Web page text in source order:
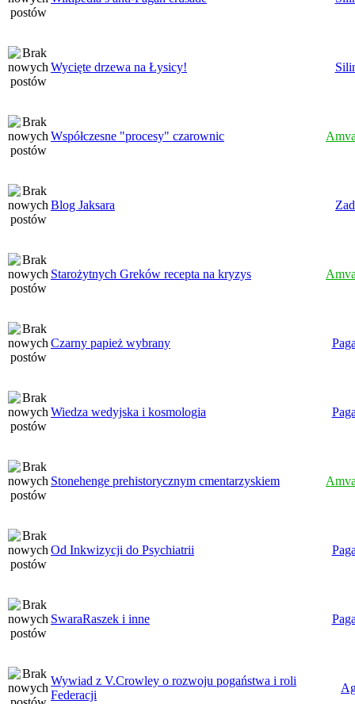
Wycięte drzewa na Łysicy!
Współczesne "procesy" czarownic
Blog Jaksara
Starożytnych Greków recepta na kryzys
Czarny papież wybrany
Wiedza wedyjska i kosmologia
Stonehenge prehistorycznym cmentarzyskiem
Od Inkwizycji do Psychiatrii
SwaraRaszek i inne
Wywiad z V.Crowley o rozwoju pogaństwa i roli
Federacji